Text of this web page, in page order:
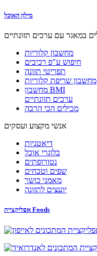
מילון האוכל
מחשבון קלוריות
חיפוש ע"פ רכיבים
תפריטי תזונה
מחשבון שריפת קלוריות
מחשבון BMI
ערכים תזונתיים
מכילים הכי הרבה
אנשי מקצוע ועסקים
דיאטניות
בלוגרי אוכל
נטורופתים
שפים וטבחים
מאמני כושר
יועצים לתזונה
אפליקציית Foods